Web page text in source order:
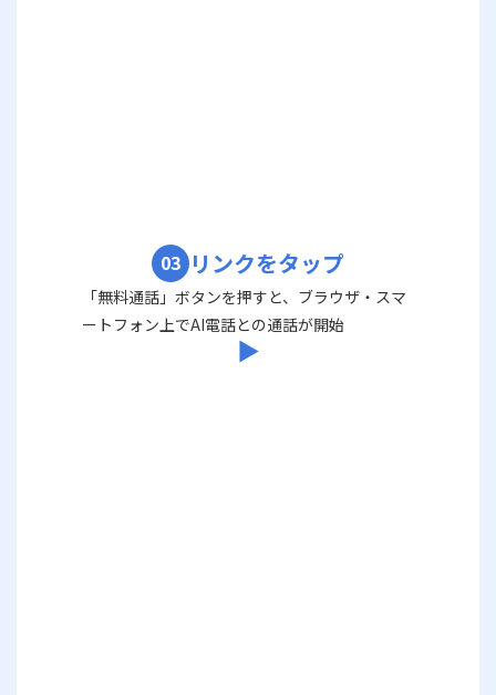
03 リンクをタップ
「無料通話」ボタンを押すと、ブラウザ・スマ
ートフォン上でAI電話との通話が開始